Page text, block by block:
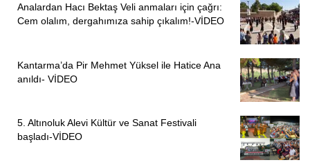
Kaplanise yerel yöneticilerin sokakta olması ve
hemşerilerine dokunması gerektiğini ifade etti. “Sol
Belediyecilik anlayışı, belediye hizmetlerini halka kaliteli
ve ucuza götürmelidir” diyen Kaplan, toplu taşıma aracının
zararına bakmaksızın, 1 kişi için de olsa 24 saat ulaşım
“SOL BELEDİYE BAŞKANI HALKTAN KOPUK
Analardan Hacı Bektaş Veli anmaları için çağrı:
Cem olalım, dergahımıza sahip çıkalım!-VİDEO
Kantarma’da Pir Mehmet Yüksel ile Hatice Ana
anıldı- VİDEO
5. Altınoluk Alevi Kültür ve Sanat Festivali
başladı-VİDEO